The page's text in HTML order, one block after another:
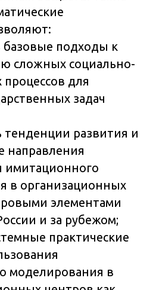
базовые подходы к
сложных социально-
процессов для
задач
тенденции развития и
направления
имитационного
в организационных
элементами
и за рубежом;
практические
моделирования в